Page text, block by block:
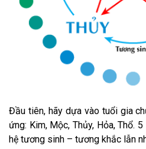
Đầu tiên, hãy dựa vào tuổi gia
ứng: Kim, Mộc, Thủy, Hỏa, Thổ.
hệ tương sinh – tương khắc lẫn